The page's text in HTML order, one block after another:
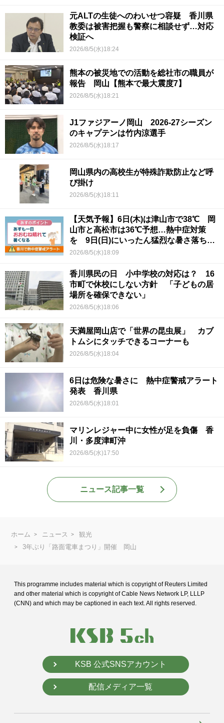
元ALTの生徒へのわいせつ容疑 香川県
教委は被害把握も警察に相談せず…対応
検証へ
2026/8/5(水)18:24
熊本の被災地での活動を総社市の職員が
報告 岡山【熊本で最大震度7】
2026/8/5(水)18:21
J1ファジアーノ岡山 2026-27シーズン
のキャプテンは竹内涼選手
2026/8/5(水)18:17
岡山県内の高校生が特殊詐欺防止など呼
び掛け
2026/8/5(水)18:11
【天気予報】6日(木)は津山市で38℃ 岡
山市と高松市は36℃予想…熱中症対策
を 9日(日)にいったん猛烈な暑さ落ち着
くか
2026/8/5(水)18:09
香川県民の日 小中学校の対応は？ 16
市町で休校にしない方針 「子どもの居
場所を確保できない」
2026/8/5(水)18:06
天満屋岡山店で「世界の昆虫展」 カブ
トムシにタッチできるコーナーも
2026/8/5(水)18:04
6日は危険な暑さに 熱中症警戒アラート
発表 香川県
2026/8/5(水)18:01
マリンレジャー中に女性が足を負傷 香
川・多度津町沖
2026/8/5(水)17:50
ニュース記事一覧
ホーム ニュース
観光
3年ぶり「路面電車まつり」開催 岡山
This programme includes material which is copyright of Reuters Limited
and other material which is copyright of Cable News Network LP, LLLP
(CNN) and which may be captioned in each text. All rights reserved.
KSB 公式SNSアカウント
配信メディア一覧